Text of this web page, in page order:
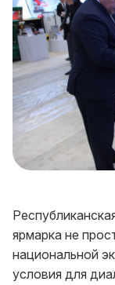
ярмарка не
национальной
условия для